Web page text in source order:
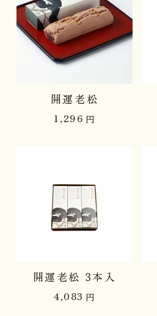
開運老松
1,296 円
開運老松 3本入
4,083 円